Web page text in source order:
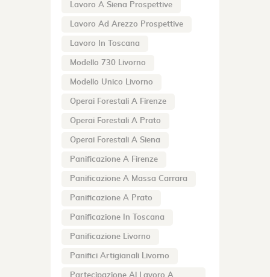
Lavoro A Siena Prospettive
Lavoro Ad Arezzo Prospettive
Lavoro In Toscana
Modello 730 Livorno
Modello Unico Livorno
Operai Forestali A Firenze
Operai Forestali A Prato
Operai Forestali A Siena
Panificazione A Firenze
Panificazione A Massa Carrara
Panificazione A Prato
Panificazione In Toscana
Panificazione Livorno
Panifici Artigianali Livorno
Partecipazione Al Lavoro A